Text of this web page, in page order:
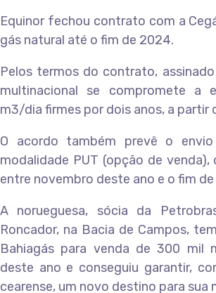
Equinor fechou contrato com a
gás natural até o fim de 2024.
Pelos termos do contrato,
multinacional se compromete a
m3/dia firmes por dois anos, a partir
O acordo também prevê o
modalidade PUT (opção de
entre novembro deste ano e o fim
A norueguesa, sócia da
Roncador, na Bacia de Campos,
Bahiagás para venda de 300 mil
deste ano e conseguiu garantir,
cearense, um novo destino para sua